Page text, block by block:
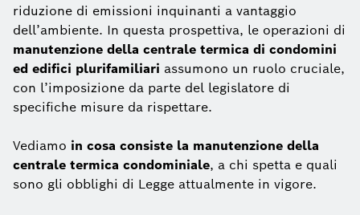
riduzione di emissioni inquinanti a vantaggio
dell’ambiente. In questa prospettiva, le operazioni di
manutenzione della centrale termica di condomini
ed edifici plurifamiliari assumono un ruolo cruciale,
con l’imposizione da parte del legislatore di
specifiche misure da rispettare.
Vediamo in cosa consiste la manutenzione della
centrale termica condominiale, a chi spetta e quali
sono gli obblighi di Legge attualmente in vigore.